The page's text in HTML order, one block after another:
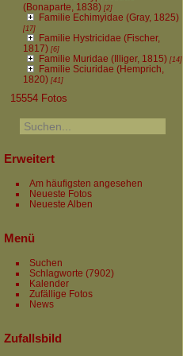
(Bonaparte, 1838)[2]
Familie Echimyidae (Gray, 1825)
[17]
Familie Hystricidae (Fischer,
1817)[6]
Familie Muridae (Illiger, 1815)[14]
Familie Sciuridae (Hemprich,
1820)[41]
15554 Fotos
Erweitert
Am häufigsten angesehen
Neueste Fotos
Neueste Alben
Menü
Suchen
Schlagworte (7902)
Kalender
Zufällige Fotos
News
Zufallsbild